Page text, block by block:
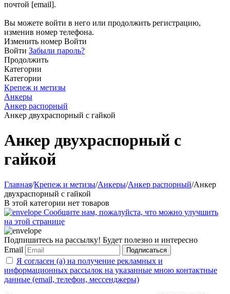
почтой [email].
Вы можете войти в него или продолжить регистрацию,
изменив номер телефона.
Изменить номер Войти
Войти Забыли пароль?
Продолжить
Категории
Категории
Крепеж и метизы
Анкеры
Анкер распорный
Анкер двухраспорный с гайкой
Анкер двухраспорный с
гайкой
Главная/Крепеж и метизы/Анкеры/Анкер распорный/Анкер
двухраспорный с гайкой
В этой категории нет товаров
Сообщите нам, пожалуйста, что можно улучшить
на этой странице
Подпишитесь на рассылку! Будет полезно и интересно
Email
Подписаться
Я согласен (а) на получение рекламных и
информационных рассылок на указанные мною контактные
данные (email, телефон, мессенджеры)